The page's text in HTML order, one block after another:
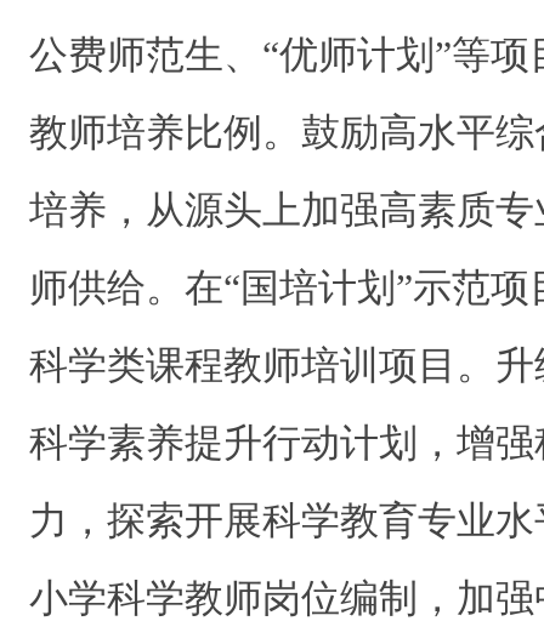
公费师范生、“优师计划”等
教师培养比例。鼓励高水平
培养，从源头上加强高素质
师供给。在“国培计划”示范
科学类课程教师培训项目。
科学素养提升行动计划，增
力，探索开展科学教育专业
小学科学教师岗位编制，加